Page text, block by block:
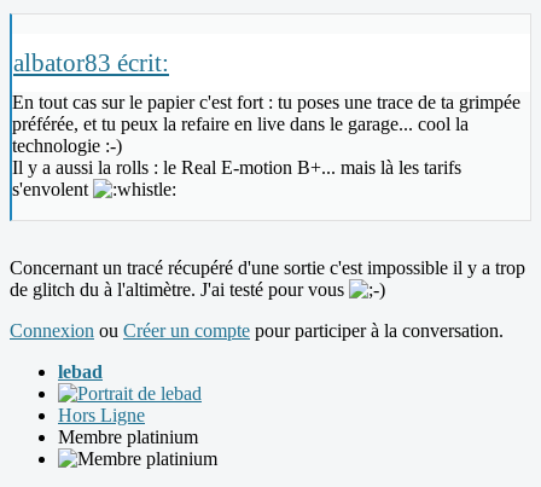
albator83 écrit:
En tout cas sur le papier c'est fort : tu poses une trace de ta grimpée
préférée, et tu peux la refaire en live dans le garage... cool la
technologie :-)
Il y a aussi la rolls : le Real E-motion B+... mais là les tarifs
s'envolent
Concernant un tracé récupéré d'une sortie c'est impossible il y a trop
de glitch du à l'altimètre. J'ai testé pour vous
Connexion ou Créer un compte pour participer à la conversation.
lebad
Hors Ligne
Membre platinium